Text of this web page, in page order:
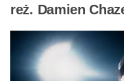
reż. Damien